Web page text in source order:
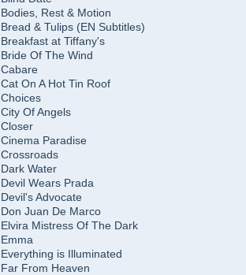
Bodies, Rest & Motion
Bread & Tulips (EN Subtitles)
Breakfast at Tiffany's
Bride Of The Wind
Cabare
Cat On A Hot Tin Roof
Choices
City Of Angels
Closer
Cinema Paradise
Crossroads
Dark Water
Devil Wears Prada
Devil's Advocate
Don Juan De Marco
Elvira Mistress Of The Dark
Emma
Everything is Illuminated
Far From Heaven